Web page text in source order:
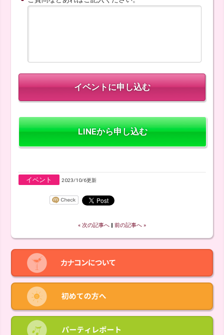
LINEから申し込む
イベント 2023/10/6更新
« 次の記事へ ‖ 前の記事へ »